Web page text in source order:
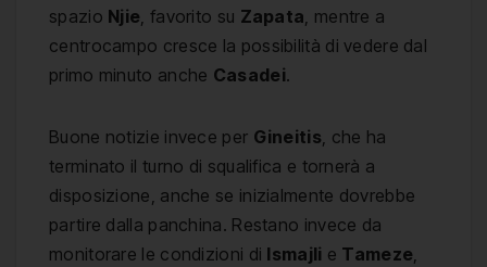
spazio Njie, favorito su Zapata, mentre a
centrocampo cresce la possibilità di vedere dal
primo minuto anche Casadei.
Buone notizie invece per Gineitis, che ha
terminato il turno di squalifica e tornerà a
disposizione, anche se inizialmente dovrebbe
partire dalla panchina. Restano invece da
monitorare le condizioni di Ismajli e Tameze,